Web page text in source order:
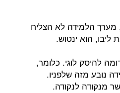
הלמידה לא הצליח
ליבו, הוא ינטוש.
להיסק לוגי. כלומר,
נובע מזה שלפניו.
מנקודה לנקודה.